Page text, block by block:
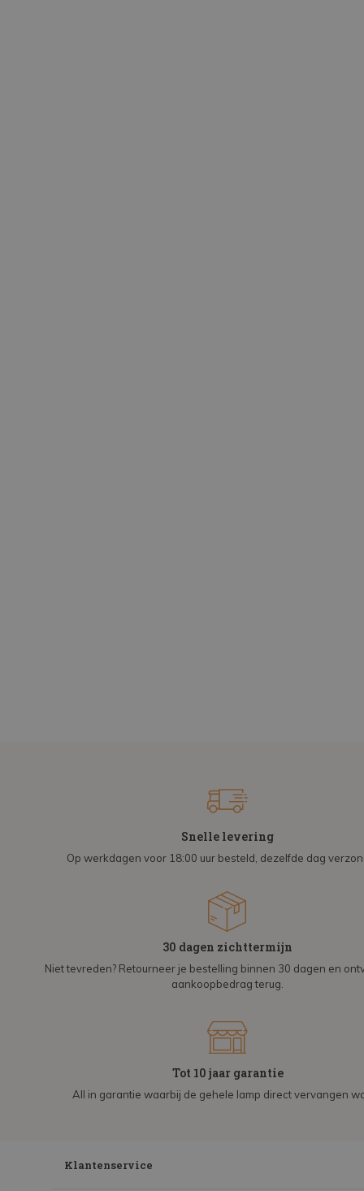
Snelle levering
Op werkdagen voor 18:00 uur besteld, dezelfde dag
30 dagen zichttermijn
Niet tevreden? Retourneer je bestelling binnen 30 dagen en
aankoopbedrag terug.
Tot 10 jaar garantie
All in garantie waarbij de gehele lamp direct vervangen
Klantenservice